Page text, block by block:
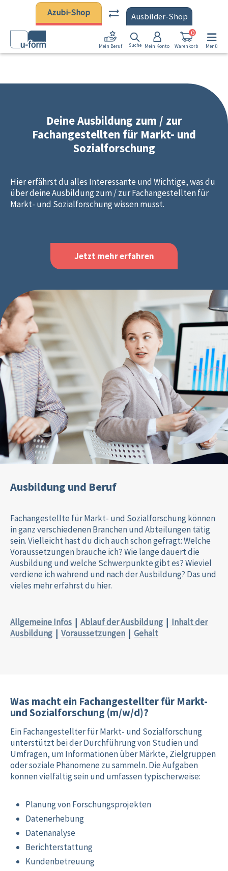
Zum Hauptinhalt springen
Azubi-Shop Ausbilder-Shop
Mein Beruf Suche Mein Konto Warenkorb
0
Menü
Deine Ausbildung zum / zur
Fachangestellten für Markt- und
Sozialforschung
Hier erfährst du alles Interessante und Wichtige, was du
über deine Ausbildung zum / zur Fachangestellten für
Markt- und Sozialforschung wissen musst.
Jetzt mehr erfahren
Ausbildung und Beruf
Fachangestellte für Markt- und Sozialforschung können
in ganz verschiedenen Branchen und Abteilungen tätig
sein. Vielleicht hast du dich auch schon gefragt: Welche
Voraussetzungen brauche ich? Wie lange dauert die
Ausbildung und welche Schwerpunkte gibt es? Wieviel
verdiene ich während und nach der Ausbildung? Das und
vieles mehr erfährst du hier.
Allgemeine Infos | Ablauf der Ausbildung | Inhalt der
Ausbildung | Voraussetzungen | Gehalt
Was macht ein Fachangestellter für Markt-
und Sozialforschung (m/w/d)?
Ein Fachangestellter für Markt- und Sozialforschung
unterstützt bei der Durchführung von Studien und
Umfragen, um Informationen über Märkte, Zielgruppen
oder soziale Phänomene zu sammeln. Die Aufgaben
können vielfältig sein und umfassen typischerweise:
Planung von Forschungsprojekten
Datenerhebung
Datenanalyse
Berichterstattung
Kundenbetreuung